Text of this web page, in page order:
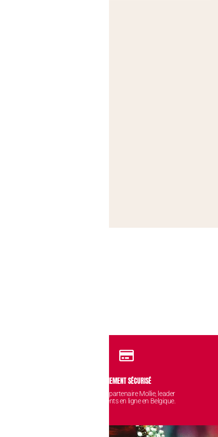
PAIEMENT SÉCURISÉ
Avec notre partenaire Mollie, leader
des paiements en ligne en Belgique.